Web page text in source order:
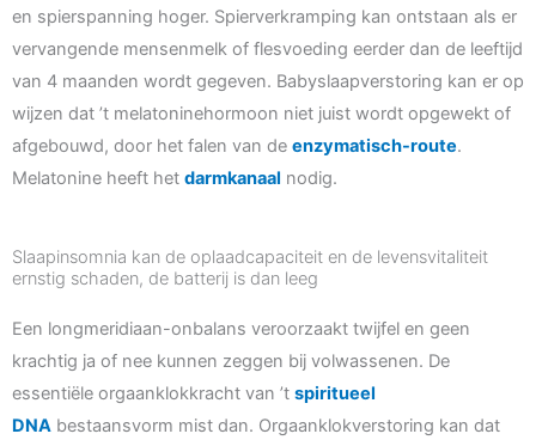
en spierspanning hoger. Spierverkramping kan ontstaan als er
vervangende mensenmelk of flesvoeding eerder dan de leeftijd
van 4 maanden wordt gegeven. Babyslaapverstoring kan er op
wijzen dat ’t melatoninehormoon niet juist wordt opgewekt of
afgebouwd, door het falen van de enzymatisch-route.
Melatonine heeft het darmkanaal nodig.
Slaapinsomnia kan de oplaadcapaciteit en de levensvitaliteit
ernstig schaden, de batterij is dan leeg
Een longmeridiaan-onbalans veroorzaakt twijfel en geen
krachtig ja of nee kunnen zeggen bij volwassenen. De
essentiële orgaanklokkracht van ’t spiritueel
DNA bestaansvorm mist dan. Orgaanklokverstoring kan dat